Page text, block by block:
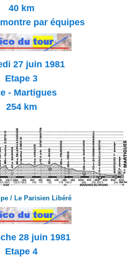
40 km
par équipes
27 juin 1981
Etape 3
- Martigues
254 km
/ Le Parisien Libéré
28 juin 1981
Etape 4